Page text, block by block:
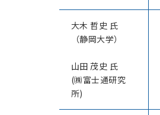
大木 哲史 氏
（静岡大学）
山田 茂史 氏
(㈱富士通研究
所)